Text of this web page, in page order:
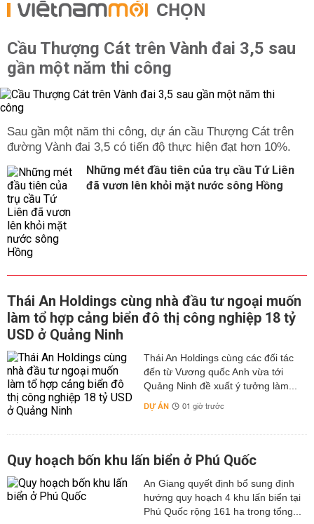
CHỌN
Cầu Thượng Cát trên Vành đai 3,5 sau
gần một năm thi công
Sau gần một năm thi công, dự án cầu Thượng Cát trên
đường Vành đai 3,5 có tiến độ thực hiện đạt hơn 10%.
Những mét đầu tiên của trụ cầu Tứ Liên
đã vươn lên khỏi mặt nước sông Hồng
Thái An Holdings cùng nhà đầu tư ngoại muốn
làm tổ hợp cảng biển đô thị công nghiệp 18 tỷ
USD ở Quảng Ninh
Thái An Holdings cùng các đối tác
đến từ Vương quốc Anh vừa tới
Quảng Ninh đề xuất ý tưởng làm...
DỰ ÁN 01 giờ trước
Quy hoạch bốn khu lấn biển ở Phú Quốc
An Giang quyết định bổ sung định
hướng quy hoạch 4 khu lấn biển tại
Phú Quốc rộng 161 ha trong tổng...